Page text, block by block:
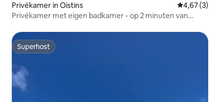
Privékamer in Oistins
4,67 (3)
Privékamer met eigen badkamer - op 2 minuten van
Superhost
Superhost